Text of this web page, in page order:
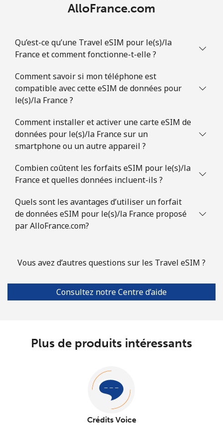
AlloFrance.com
Qu’est-ce qu’une Travel eSIM pour le(s)/la
France et comment fonctionne-t-elle ?
Comment savoir si mon téléphone est
compatible avec cette eSIM de données pour
le(s)/la France ?
Comment installer et activer une carte eSIM de
données pour le(s)/la France sur un
smartphone ou un autre appareil ?
Combien coûtent les forfaits eSIM pour le(s)/la
France et quelles données incluent-ils ?
Quels sont les avantages d’utiliser un forfait
de données eSIM pour le(s)/la France proposé
par AlloFrance.com?
Vous avez d’autres questions sur les Travel eSIM ?
Consultez notre Centre d’aide
Plus de produits intéressants
Crédits Voice